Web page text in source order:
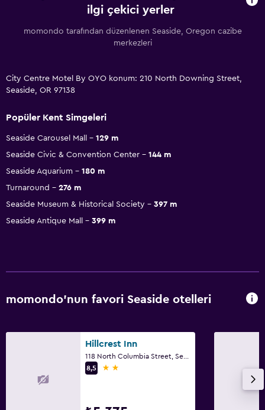
ilgi çekici yerler
momondo tarafından düzenlenen Seaside, Oregon cazibe
merkezleri
City Centre Motel By OYO konum: 210 North Downing Street,
Seaside, OR 97138
Popüler Kent Simgeleri
Seaside Carousel Mall
129 m
Seaside Civic & Convention Center
144 m
Seaside Aquarium
180 m
Turnaround
276 m
Seaside Museum & Historical Society
397 m
Seaside Antique Mall
399 m
momondo'nun favori Seaside otelleri
Hillcrest Inn
8,5
2 yıldız